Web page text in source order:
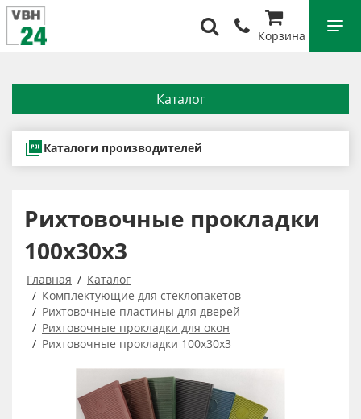
Корзина
Каталог
Каталоги производителей
Рихтовочные прокладки
100х30х3
Главная
Каталог
Комплектующие для стеклопакетов
Рихтовочные пластины для дверей
Рихтовочные прокладки для окон
Рихтовочные прокладки 100х30х3